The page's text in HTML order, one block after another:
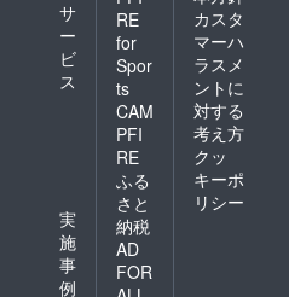
サ
ー
ビ
ス
実
施
事
例
RE
for
Spor
ts
CAM
PFI
RE
ふる
さと
納税
AD
FOR
カスタ
マーハ
ラスメ
ントに
対する
考え方
クッ
キーポ
リシー